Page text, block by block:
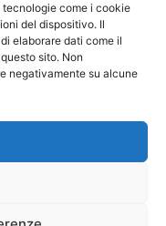
come i cookie
del dispositivo. Il
elaborare dati come il
sito. Non
negativamente su alcune
Sabato 09:00 /
14:00
16:30 / 20:00
Domenica
| P.IVA